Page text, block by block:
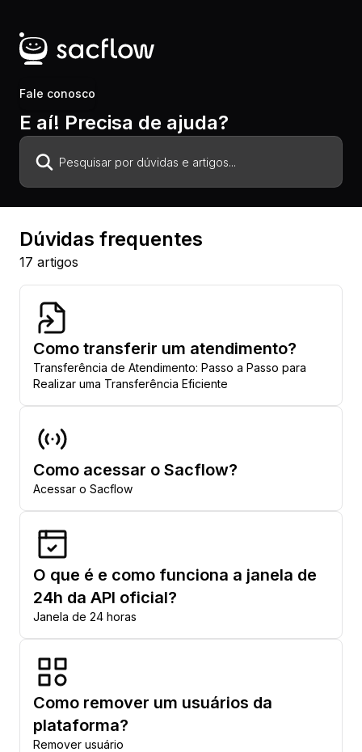
Fale conosco
E aí! Precisa de ajuda?
Dúvidas frequentes
17 artigos
Como transferir um atendimento?
Transferência de Atendimento: Passo a Passo para
Realizar uma Transferência Eficiente
Como acessar o Sacflow?
Acessar o Sacflow
O que é e como funciona a janela de
24h da API oficial?
Janela de 24 horas
Como remover um usuários da
plataforma?
Remover usuário